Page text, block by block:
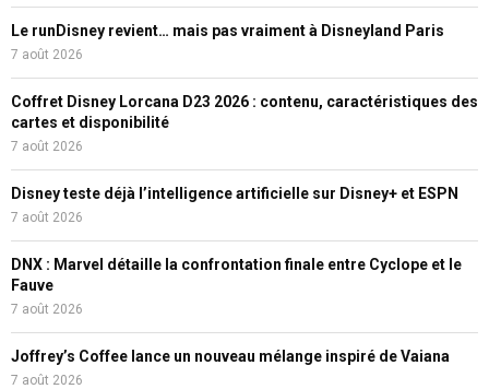
Le runDisney revient… mais pas vraiment à Disneyland Paris
7 août 2026
Coffret Disney Lorcana D23 2026 : contenu, caractéristiques des
cartes et disponibilité
7 août 2026
Disney teste déjà l’intelligence artificielle sur Disney+ et ESPN
7 août 2026
DNX : Marvel détaille la confrontation finale entre Cyclope et le
Fauve
7 août 2026
Joffrey’s Coffee lance un nouveau mélange inspiré de Vaiana
7 août 2026